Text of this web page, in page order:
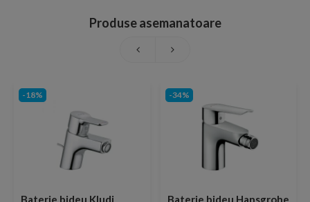
Produse asemanatoare
-18%
Baterie bideu Kludi
-34%
Baterie bideu Hansgrohe